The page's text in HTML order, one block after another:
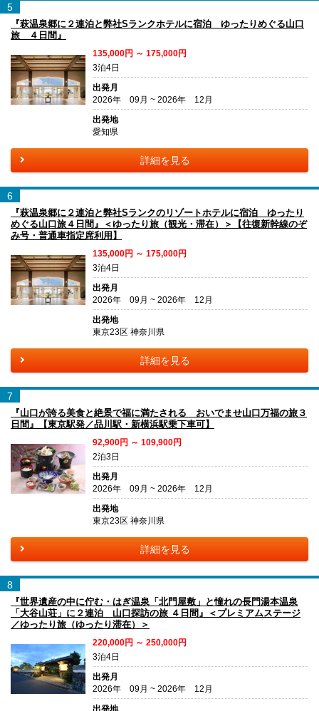
5
『萩温泉郷に２連泊と弊社Sランクホテルに宿泊 ゆったりめぐる山口
旅 ４日間』
135,000円 ～ 175,000円
3泊4日
出発月
2026年 09月 ~ 2026年 12月
出発地
愛知県
詳細を見る
6
『萩温泉郷に２連泊と弊社Sランクのリゾートホテルに宿泊 ゆったり
めぐる山口旅４日間』＜ゆったり旅（観光・滞在）＞【往復新幹線のぞ
み号・普通車指定席利用】
135,000円 ～ 175,000円
3泊4日
出発月
2026年 09月 ~ 2026年 12月
出発地
東京23区 神奈川県
詳細を見る
7
『山口が誇る美食と絶景で福に満たされる おいでませ山口万福の旅３
日間』【東京駅発／品川駅・新横浜駅乗下車可】
92,900円 ～ 109,900円
2泊3日
出発月
2026年 09月 ~ 2026年 12月
出発地
東京23区 神奈川県
詳細を見る
8
『世界遺産の中に佇む・はぎ温泉「北門屋敷」と憧れの長門湯本温泉
「大谷山荘」に２連泊 山口探訪の旅 ４日間』＜プレミアムステージ
／ゆったり旅（ゆったり滞在）＞
220,000円 ～ 250,000円
3泊4日
出発月
2026年 09月 ~ 2026年 12月
出発地